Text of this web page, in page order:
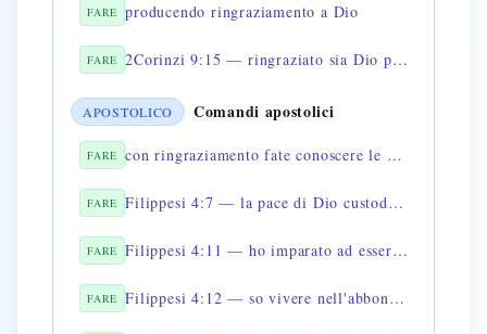
FARE producendo ringraziamento a Dio
FARE 2Corinzi 9:15 — ringraziato sia Dio per il suo dono ineffabile
APOSTOLICO Comandi apostolici
FARE con ringraziamento fate conoscere le vostre richieste a Dio
FARE Filippesi 4:7 — la pace di Dio custodirà i vostri cuori
FARE Filippesi 4:11 — ho imparato ad essere contento
FARE Filippesi 4:12 — so vivere nell'abbondanza e nella penuria